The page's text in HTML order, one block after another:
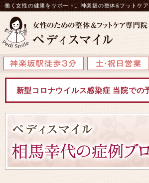
働く女性の健康をサポート。神楽坂の整体&フットケ
新型コロナウイルス感染症 当院での